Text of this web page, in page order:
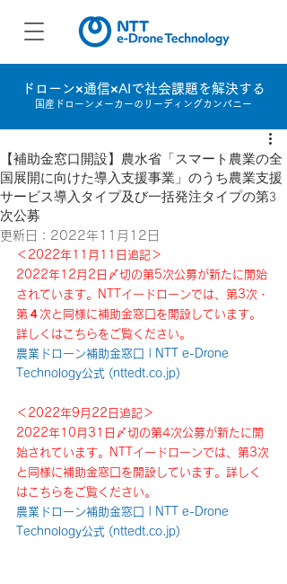
ドローン×通信×AIで社会課題を解決する
国産ドローンメーカーのリーディングカンパニー
【補助金窓口開設】農水省「スマート農業の全
国展開に向けた導入支援事業」のうち農業支援
サービス導入タイプ及び一括発注タイプの第3
次公募
更新日： 2022年11月12日
＜2022年11月11日追記＞
2022年12月2日〆切の第5次公募が新たに開始
されています。NTTイードローンでは、第3次・
第４次と同様に補助金窓口を開設しています。
詳しくはこちらをご覧ください。
農業ドローン補助金窓口 | NTT e-Drone
Technology公式 (nttedt.co.jp)
＜2022年9月22日追記＞
2022年10月31日〆切の第4次公募が新たに開
始されています。NTTイードローンでは、第3次
と同様に補助金窓口を開設しています。詳しく
はこちらをご覧ください。
農業ドローン補助金窓口 | NTT e-Drone
Technology公式 (nttedt.co.jp)